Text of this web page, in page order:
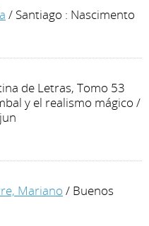
/ Santiago : Nascimento
de Letras, Tomo 53
y el realismo mágico /
Mariano / Buenos